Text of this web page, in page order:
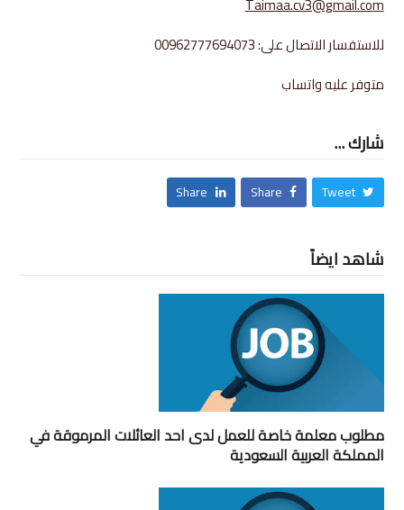
للاستفسار الاتصال على: 00962777694073
متوفر عليه واتساب
شارك ...
Tweet
Share
Share
شاهد ايضاً
مطلوب معلمة خاصة للعمل لدى احد العائلات المرموقة في
المملكة العربية السعودية